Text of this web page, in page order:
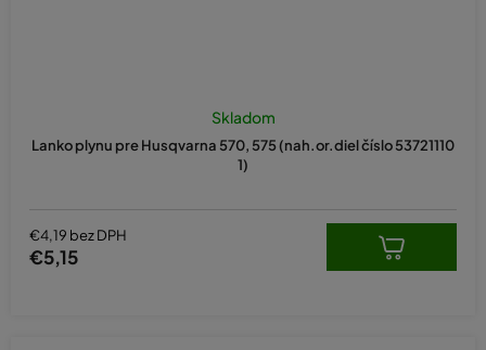
Lanko plynu pre Husqvarna 570, 575 (nah.or.diel číslo 53721110
1)
Skladom
€4,19 bez DPH
€5,15